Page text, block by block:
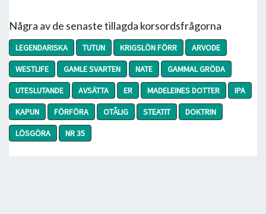
Några av de senaste tillagda korsordsfrågorna
LEGENDARISKA TUTUN KRIGSLÖN FÖRR
ARVODE
WESTLIFE
GAMLE SVARTEN NATE
GAMMAL GRÖDA
UTESLUTANDE
AVSÄTTA ER MADELEINES DOTTER
IPA
KAPUN
FÖRFÖRA OTÅLIG STEATIT
DOKTRIN
LÖSGÖRA
NR 35